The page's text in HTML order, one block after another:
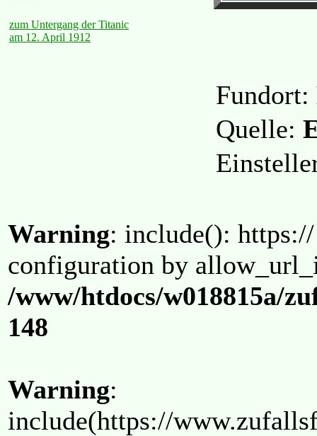
zum Untergang der Titanic
am 12. April 1912
Fundort:
Quelle:
Warning: include():
configuration by
/www/htdocs/w018815a/
148
Warning:
include(https://